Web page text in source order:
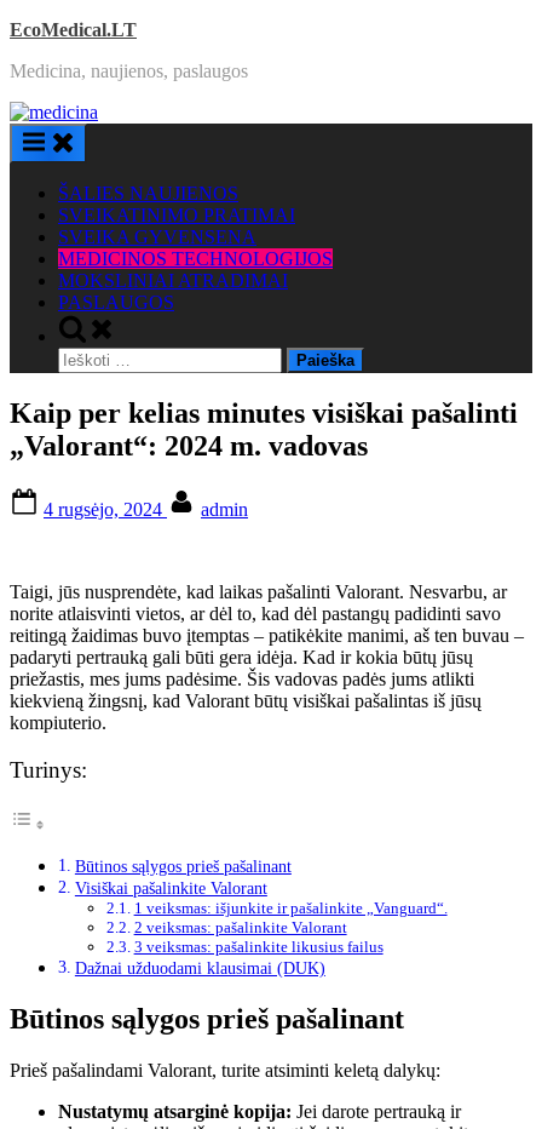
Skip
content
EcoMedical.LT
Medicina, naujienos, paslaugos
ŠALIES NAUJIENOS
SVEIKATINIMO PRATIMAI
SVEIKA GYVENSENA
MEDICINOS TECHNOLOGIJOS
MOKSLINIAI ATRADIMAI
PASLAUGOS
Toggle
search
form
Ieškoti:
Kaip per kelias minutes visiškai pašalinti
„Valorant“: 2024 m. vadovas
on
4 rugsėjo, 2024 admin
Taigi, jūs nusprendėte, kad laikas pašalinti Valorant. Nesvarbu, ar
norite atlaisvinti vietos, ar dėl to, kad dėl pastangų padidinti savo
reitingą žaidimas buvo įtemptas – patikėkite manimi, aš ten buvau –
padaryti pertrauką gali būti gera idėja. Kad ir kokia būtų jūsų
priežastis, mes jums padėsime. Šis vadovas padės jums atlikti
kiekvieną žingsnį, kad Valorant būtų visiškai pašalintas iš jūsų
kompiuterio.
Turinys:
Būtinos sąlygos prieš pašalinant
Visiškai pašalinkite Valorant
1 veiksmas: išjunkite ir pašalinkite „Vanguard“.
2 veiksmas: pašalinkite Valorant
3 veiksmas: pašalinkite likusius failus
Dažnai užduodami klausimai (DUK)
Būtinos sąlygos prieš pašalinant
Prieš pašalindami Valorant, turite atsiminti keletą dalykų:
Nustatymų atsarginė kopija: Jei darote pertrauką ir